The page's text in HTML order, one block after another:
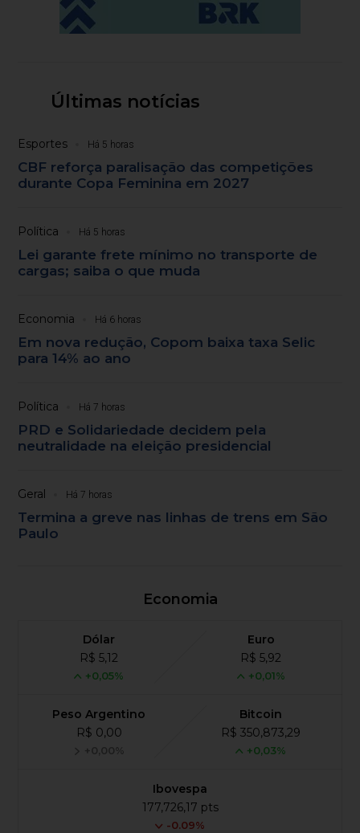
Últimas notícias
Esportes Há 5 horas
CBF reforça paralisação das competições
durante Copa Feminina em 2027
Política Há 5 horas
Lei garante frete mínimo no transporte de
cargas; saiba o que muda
Economia Há 6 horas
Em nova redução, Copom baixa taxa Selic
para 14% ao ano
Política Há 7 horas
PRD e Solidariedade decidem pela
neutralidade na eleição presidencial
Geral Há 7 horas
Termina a greve nas linhas de trens em São
Paulo
Economia
Dólar
R$ 5,12
+0,05%
Euro
R$ 5,92
+0,01%
Peso Argentino
R$ 0,00
+0,00%
Bitcoin
R$ 350,873,29
+0,03%
Ibovespa
177,726,17 pts
-0.09%